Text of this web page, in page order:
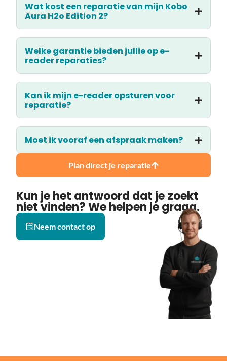
Wat kost een reparatie van mijn Kobo
Aura H2o Edition 2?
Welke garantie bieden jullie op e-
reader reparaties?
Kan ik mijn e-reader opsturen voor
reparatie?
Moet ik vooraf een afspraak maken?
Plan direct je reparatie
Kun je het antwoord dat je zoekt
niet vinden? We helpen je graag.
Neem contact op